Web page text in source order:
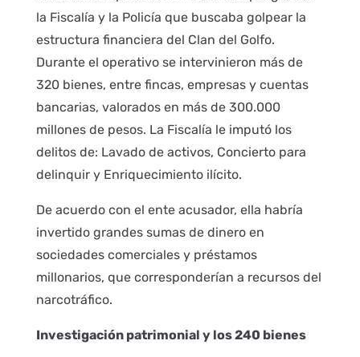
la Fiscalía y la Policía que buscaba golpear la
estructura financiera del Clan del Golfo.
Durante el operativo se intervinieron más de
320 bienes, entre fincas, empresas y cuentas
bancarias, valorados en más de 300.000
millones de pesos. La Fiscalía le imputó los
delitos de: Lavado de activos, Concierto para
delinquir y Enriquecimiento ilícito.
De acuerdo con el ente acusador, ella habría
invertido grandes sumas de dinero en
sociedades comerciales y préstamos
millonarios, que corresponderían a recursos del
narcotráfico.
Investigación patrimonial y los 240 bienes